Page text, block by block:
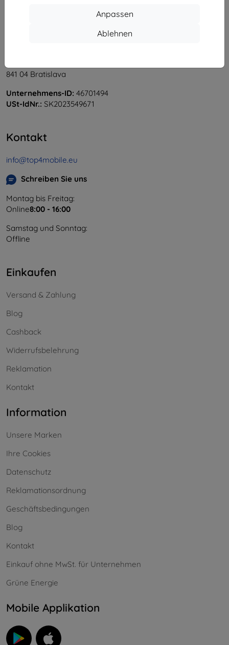
Anpassen
Ablehnen
841 04 Bratislava
Unternehmens-ID: 46701494
USt-IdNr.: SK2023549671
Kontakt
info@top4mobile.eu
Schreiben Sie uns
Montag bis Freitag:
Online8:00 - 16:00
Samstag und Sonntag:
Offline
Einkaufen
Versand & Zahlung
Blog
Cashback
Widerrufsbelehrung
Reklamation
Kontakt
Information
Unsere Marken
Ihre Cookies
Datenschutz
Reklamationsordnung
Geschäftsbedingungen
Blog
Kontakt
Einkauf ohne MwSt. für Unternehmen
Grüne Energie
Mobile Applikation